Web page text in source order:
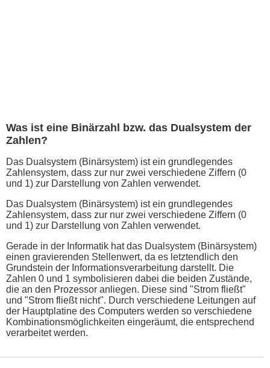
Was ist eine Binärzahl bzw. das Dualsystem der
Zahlen?
Das Dualsystem (Binärsystem) ist ein grundlegendes
Zahlensystem, dass zur nur zwei verschiedene Ziffern (0
und 1) zur Darstellung von Zahlen verwendet.
Das Dualsystem (Binärsystem) ist ein grundlegendes
Zahlensystem, dass zur nur zwei verschiedene Ziffern (0
und 1) zur Darstellung von Zahlen verwendet.
Gerade in der Informatik hat das Dualsystem (Binärsystem)
einen gravierenden Stellenwert, da es letztendlich den
Grundstein der Informationsverarbeitung darstellt. Die
Zahlen 0 und 1 symbolisieren dabei die beiden Zustände,
die an den Prozessor anliegen. Diese sind "Strom fließt"
und "Strom fließt nicht". Durch verschiedene Leitungen auf
der Hauptplatine des Computers werden so verschiedene
Kombinationsmöglichkeiten eingeräumt, die entsprechend
verarbeitet werden.